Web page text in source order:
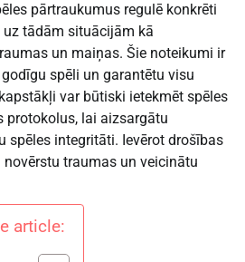
pārtraukumus regulē konkrēti
tādām situācijām kā
un maiņas. Šie noteikumi ir
spēli un garantētu visu
var būtiski ietekmēt spēles
protokolus, lai aizsargātu
spēles integritāti. Ievērot drošības
traumas un veicinātu
article: